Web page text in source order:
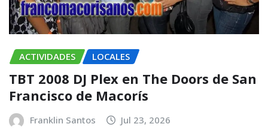
ACTIVIDADES LOCALES
TBT 2008 DJ Plex en The Doors de San
Francisco de Macorís
Franklin Santos Jul 23, 2026